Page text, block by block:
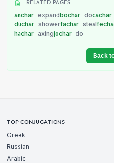
RELATED PAGES
anchar expandbochar docachar
duchar showerfachar steal
hachar axingjochar do
Back
TOP CONJUGATIONS
Greek
Russian
Arabic